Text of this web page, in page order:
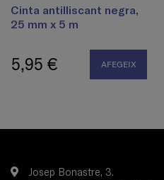
Cinta antilliscant negra,
25 mm x 5 m
5,95 € AFEGEIX
Josep Bonastre, 3.